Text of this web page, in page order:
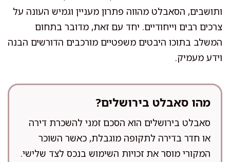
ותושבים, הסאבלט מהווה פתרון מעניין וגמיש העונה על
צרכים רבים וייחודיים. יחד עם זאת, מדובר בתחום
המשלב בתוכו היבטים משפטיים מורכבים הדורשים הבנה
וידע מעמיק.
מהו סאבלט בירושלים?
סאבלט בירושלים הוא הסכם זמני להשכרת דירה
או חדר בדירה לתקופה מוגבלת, כאשר השוכר
המקורי מוסר את זכויות השימוש בנכס לצד שלישי.